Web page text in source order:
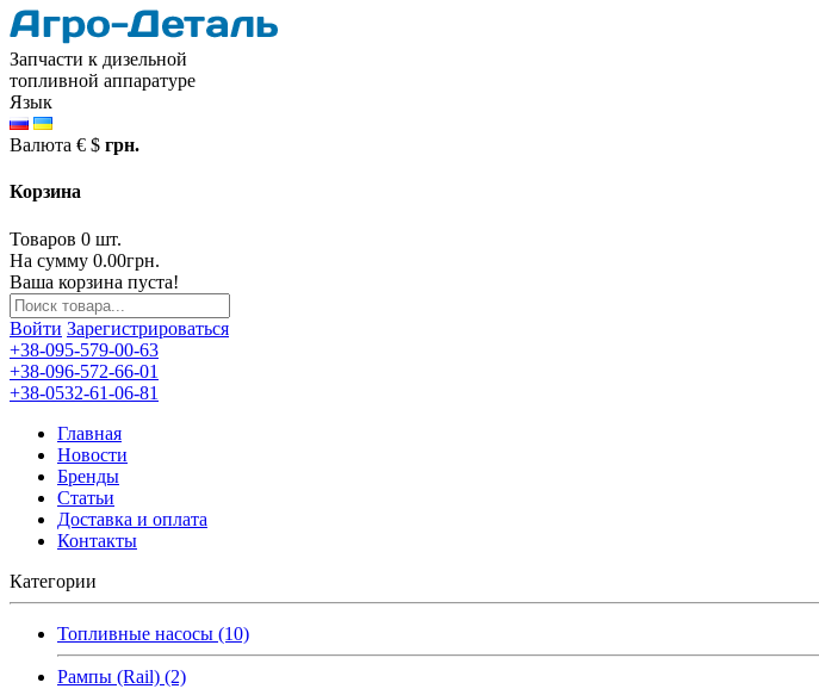
Запчасти к дизельной
топливной аппаратуре
Язык
Валюта € $ грн.
Корзина
Товаров 0 шт.
На сумму 0.00грн.
Ваша корзина пуста!
Войти Зарегистрироваться
+38-095-579-00-63
+38-096-572-66-01
+38-0532-61-06-81
Главная
Новости
Бренды
Статьи
Доставка и оплата
Контакты
Категории
Топливные насосы (10)
Рампы (Rail) (2)